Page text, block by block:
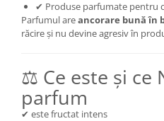
✔ Produse parfumate pentru
Parfumul areancorare bună în
răcire și nu devine agresiv în
⚖️ Ce este și ce
parfum
✔ este fructat intens